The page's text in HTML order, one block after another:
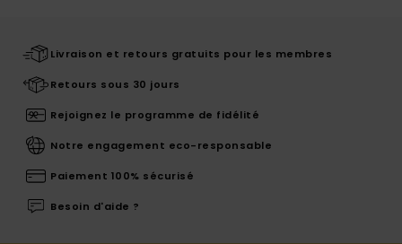
Livraison et retours gratuits pour les membres
Retours sous 30 jours
Rejoignez le programme de fidélité
Notre engagement eco-responsable
Paiement 100% sécurisé
Besoin d'aide ?